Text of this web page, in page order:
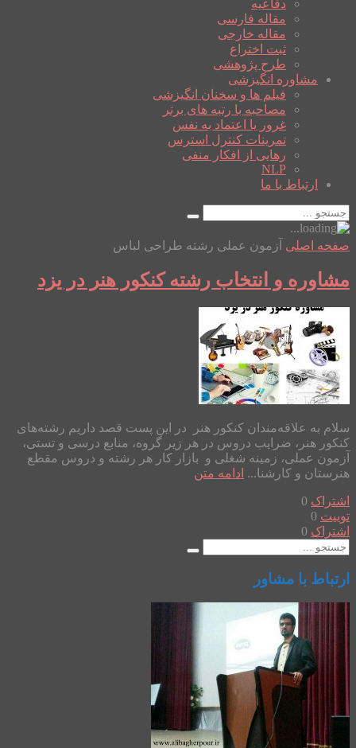
دفاعیه
مقاله فارسی
مقاله خارجی
ثبت اختراع
طرح پژوهشی
مشاوره انگیزشی
فیلم ها و سخنان انگیزشی
مصاحبه با رتبه های برتر
غرور یا اعتماد به نفس
تمرینات کنترل استرس
رهایی از افکار منفی
NLP
ارتباط با ما
صفحه اصلی آزمون عملی رشته طراحی لباس
مشاوره و انتخاب رشته کنکور هنر در یزد
سلام به علاقه‌مندان کنکور هنر در این پست قصد داریم رشته‌های
کنکور هنر، ضرایب دروس در هر زیر گروه، منابع درسی و تستی،
آزمون عملی، زمینه شغلی و بازار کار هر رشته و دروس مقطع
هنرستان و کارشنا... ادامه متن
اشتراک 0
توییت 0
اشتراک 0
ارتباط با مشاور